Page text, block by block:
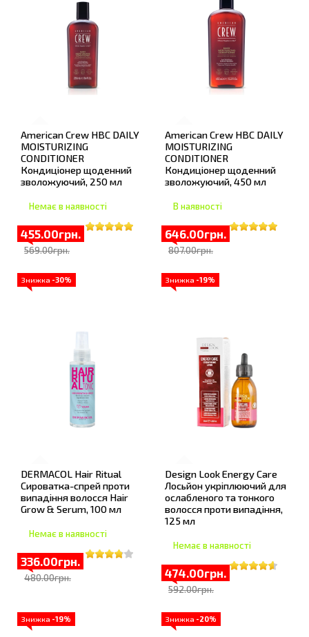
American Crew HBC DAILY
MOISTURIZING
CONDITIONER
Кондиціонер щоденний
зволожуючий, 250 мл
Немає в наявності
455.00грн.
569.00грн.
American Crew HBC DAILY
MOISTURIZING
CONDITIONER
Кондиціонер щоденний
зволожуючий, 450 мл
В наявності
646.00грн.
807.00грн.
Знижка -30%
DERMACOL Hair Ritual
Сироватка-спрей проти
випадіння волосся Hair
Grow & Serum, 100 мл
Немає в наявності
336.00грн.
480.00грн.
Знижка -19%
Design Look Energy Care
Лосьйон укріплюючий для
ослабленого та тонкого
волосся проти випадіння,
125 мл
Немає в наявності
474.00грн.
592.00грн.
Знижка -19% Знижка -20%